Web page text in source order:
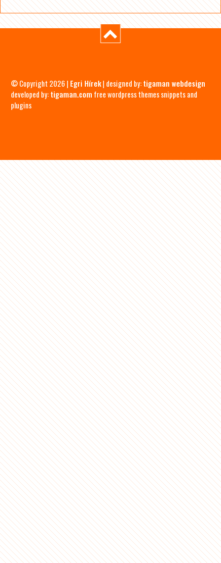
© Copyright 2026 | Egri Hírek| designed by:tigaman webdesign
developed by:tigaman.com free wordpress themes snippets and
plugins